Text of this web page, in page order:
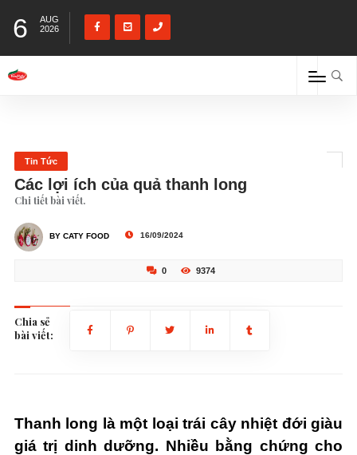
6
AUG
2026
Tin Tức
Các lợi ích của quả thanh long
Chi tiết bài viết.
BY CATY FOOD 16/09/2024
0 9374
Chia sẻ
bài viết:
Thanh long là một loại trái cây nhiệt đới giàu
giá trị dinh dưỡng. Nhiều bằng chứng cho